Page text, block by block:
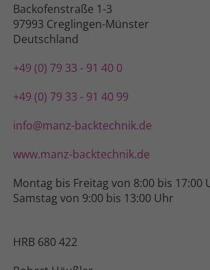
Backofenstraße 1-3
97993 Creglingen-Münster
Deutschland
+49 (0) 79 33 - 91 40 0
+49 (0) 79 33 - 91 40 99
info@manz-backtechnik.de
www.manz-backtechnik.de
Montag bis Freitag von 8:00 bis 17:00
Samstag von 9:00 bis 13:00 Uhr
HRB 680 422